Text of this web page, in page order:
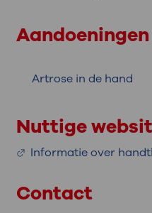
Aandoeningen
Artrose in de hand
Nuttige
Informatie over
Contact